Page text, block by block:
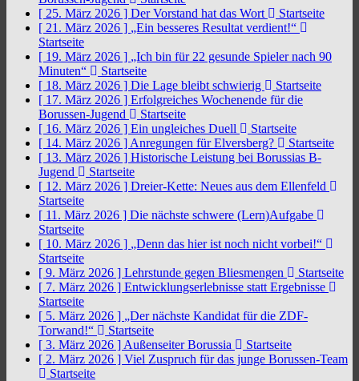
[ 25. März 2026 ] Der Vorstand hat das Wort
Startseite
[ 21. März 2026 ] „Ein besseres Resultat verdient!“
Startseite
[ 19. März 2026 ] „Ich bin für 22 gesunde Spieler nach 90
Minuten“
Startseite
[ 18. März 2026 ] Die Lage bleibt schwierig
Startseite
[ 17. März 2026 ] Erfolgreiches Wochenende für die
Borussen-Jugend
Startseite
[ 16. März 2026 ] Ein ungleiches Duell
Startseite
[ 14. März 2026 ] Anregungen für Elversberg?
Startseite
[ 13. März 2026 ] Historische Leistung bei Borussias B-
Jugend
Startseite
[ 12. März 2026 ] Dreier-Kette: Neues aus dem Ellenfeld
Startseite
[ 11. März 2026 ] Die nächste schwere (Lern)Aufgabe
Startseite
[ 10. März 2026 ] „Denn das hier ist noch nicht vorbei!“
Startseite
[ 9. März 2026 ] Lehrstunde gegen Bliesmengen
Startseite
[ 7. März 2026 ] Entwicklungserlebnisse statt Ergebnisse
Startseite
[ 5. März 2026 ] „Der nächste Kandidat für die ZDF-
Torwand!“
Startseite
[ 3. März 2026 ] Außenseiter Borussia
Startseite
[ 2. März 2026 ] Viel Zuspruch für das junge Borussen-Team
Startseite